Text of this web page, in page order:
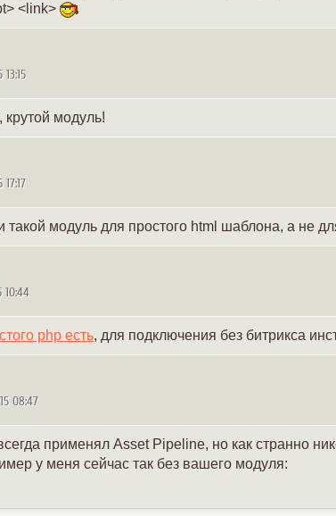
<link>
13:15
модуль!
17:17
такой модуль для простого html шаблона, а не
10:44
php есть, для подключения без битрикса
08:47
применял Asset Pipeline, но как странно
у меня сейчас так без вашего модуля: